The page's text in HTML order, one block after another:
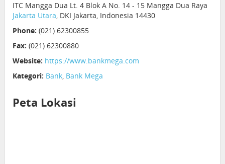
ITC Mangga Dua Lt. 4 Blok A No. 14 - 15 Mangga Dua Raya
Jakarta Utara, DKI Jakarta, Indonesia 14430
Phone: (021) 62300855
Fax: (021) 62300880
Website: https://www.bankmega.com
Kategori: Bank, Bank Mega
Peta Lokasi